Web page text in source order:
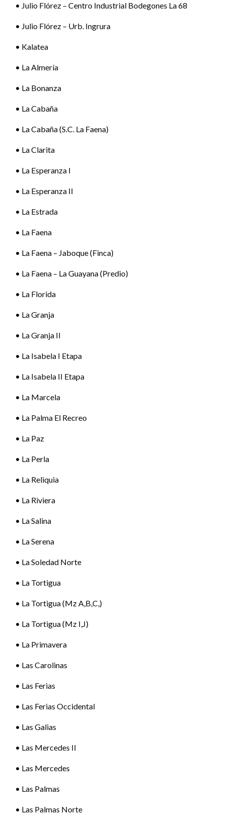
• Julio Flórez – Centro Industrial Bodegones La 68
• Julio Flórez – Urb. Ingrura
• Kalatea
• La Almería
• La Bonanza
• La Cabaña
• La Cabaña (S.C. La Faena)
• La Clarita
• La Esperanza I
• La Esperanza II
• La Estrada
• La Faena
• La Faena – Jaboque (Finca)
• La Faena – La Guayana (Predio)
• La Florida
• La Granja
• La Granja II
• La Isabela I Etapa
• La Isabela II Etapa
• La Marcela
• La Palma El Recreo
• La Paz
• La Perla
• La Reliquia
• La Riviera
• La Salina
• La Serena
• La Soledad Norte
• La Tortigua
• La Tortigua (Mz A,B,C,)
• La Tortigua (Mz I,J)
• La Primavera
• Las Carolinas
• Las Ferias
• Las Ferias Occidental
• Las Galias
• Las Mercedes II
• Las Mercedes
• Las Palmas
• Las Palmas Norte